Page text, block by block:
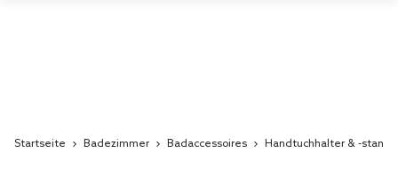
Startseite Badezimmer Badaccessoires Handtuchhalter & -